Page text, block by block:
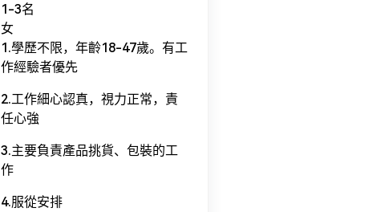
1-3名
女
1.學歷不限，年齡18-47歲。有工
作經驗者優先
2.工作細心認真，視力正常，責
任心強
3.主要負責產品挑貨、包裝的工
作
4.服從安排